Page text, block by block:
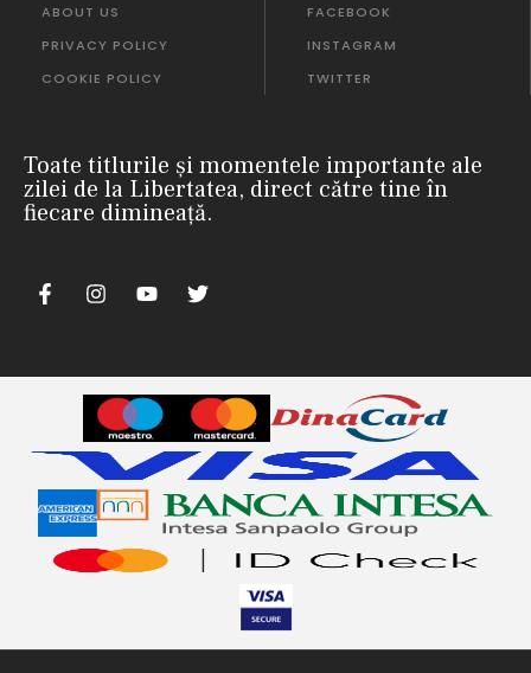
ABOUT US
PRIVACY POLICY
COOKIE POLICY
FACEBOOK
INSTAGRAM
TWITTER
Toate titlurile și momentele importante ale
zilei de la Libertatea, direct către tine în
fiecare dimineață.